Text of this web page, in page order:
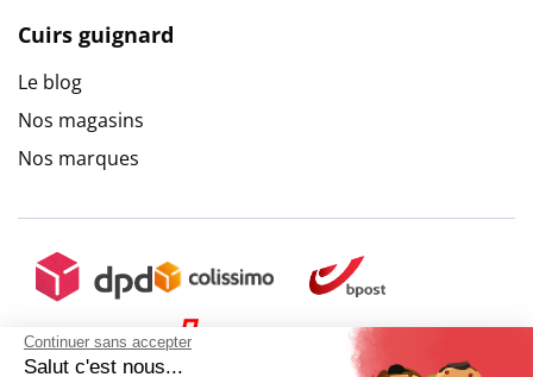
Continuer sans accepter
Salut c'est nous...
Cuirs guignard
Le blog
Nos magasins
Nos marques